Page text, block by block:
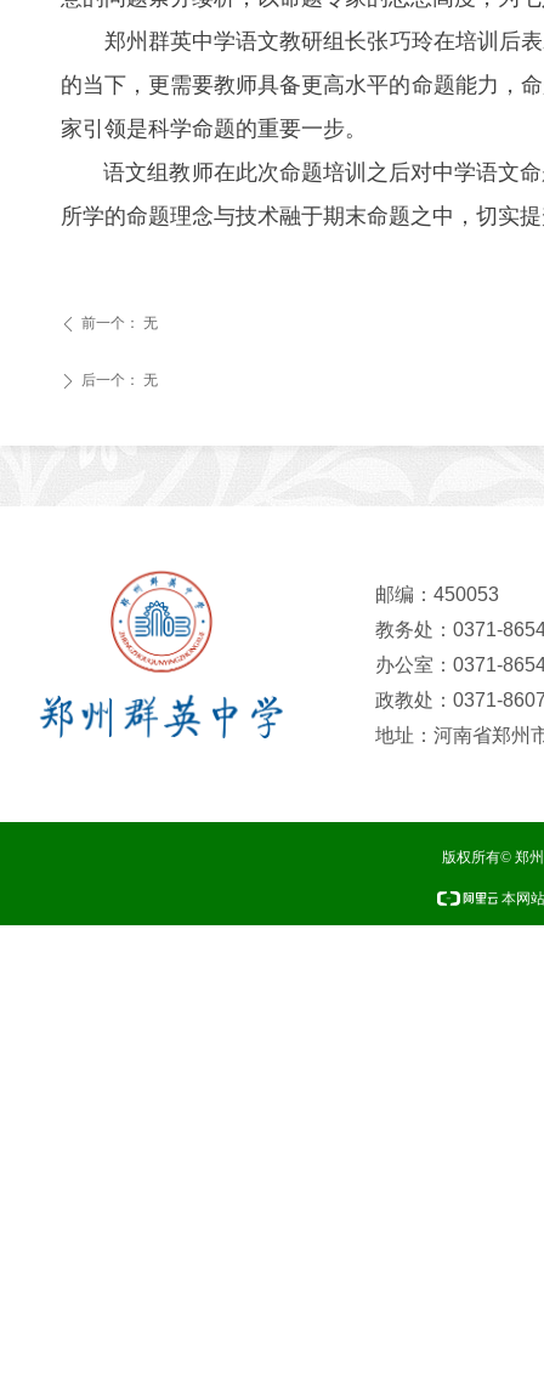
郑州群英中学语文教研组长张巧玲在培训后表
的当下，更需要教师具备更高水平的命题能力，
家引领是科学命题的重要一步。
语文组教师在此次命题培训之后对中学语文命
所学的命题理念与技术融于期末命题之中，切实
ꄴ 前一个： 无
ꄲ 后一个： 无
邮编：450053
教务处：0371-
办公室：0371-
政教处：0371-
地址：河南省郑州
版权所有© 郑
本网